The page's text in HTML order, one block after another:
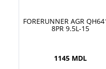
FORERUNNER AGR
8PR 9.5L-15
1145 MDL